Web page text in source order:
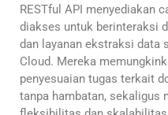
RESTful API menyediakan
diakses untuk berinteraksi
dan layanan ekstraksi data
Cloud. Mereka
penyesuaian tugas terkait
tanpa hambatan, sekaligus